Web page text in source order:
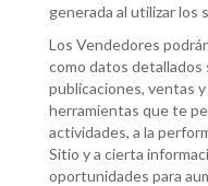
generada al utilizar los
Los Vendedores
como datos detallados
publicaciones, ventas
herramientas que te
actividades, a la
Sitio y a cierta
oportunidades para